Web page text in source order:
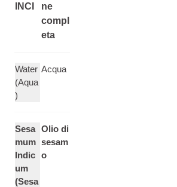
INCI
ne
compl
eta
Water
(Aqua
)
Acqua
Sesa
mum
Indic
um
(Sesa
Olio di
sesam
o